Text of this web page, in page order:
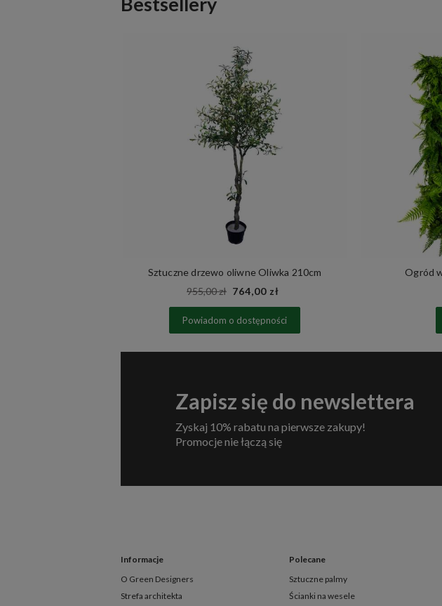
Sztuczne drzewo oliwne Oliwka 210cm
955,00 zł
764,00 zł
Powiadom o dostępności
Ogród
Zapisz się do newslettera
Zyskaj 10% rabatu na pierwsze zakupy!
Promocje nie łączą się
Informacje
O Green Designers
Strefa architekta
Polecane
Sztuczne palmy
Ścianki na wesele